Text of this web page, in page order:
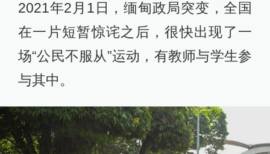
2021年2月1日，缅甸政局突变，全国
在一片短暂惊诧之后，很快出现了一
场“公民不服从”运动，有教师与学生参
与其中。